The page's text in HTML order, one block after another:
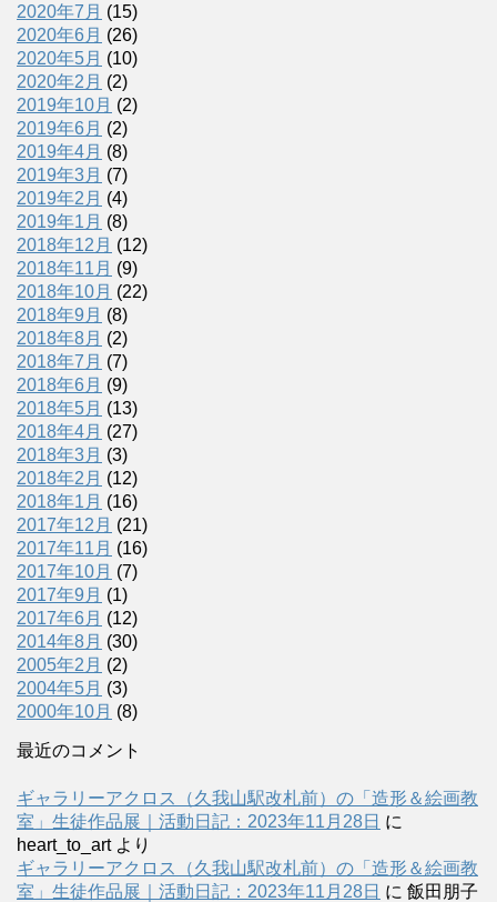
2020年7月 (15)
2020年6月 (26)
2020年5月 (10)
2020年2月 (2)
2019年10月 (2)
2019年6月 (2)
2019年4月 (8)
2019年3月 (7)
2019年2月 (4)
2019年1月 (8)
2018年12月 (12)
2018年11月 (9)
2018年10月 (22)
2018年9月 (8)
2018年8月 (2)
2018年7月 (7)
2018年6月 (9)
2018年5月 (13)
2018年4月 (27)
2018年3月 (3)
2018年2月 (12)
2018年1月 (16)
2017年12月 (21)
2017年11月 (16)
2017年10月 (7)
2017年9月 (1)
2017年6月 (12)
2014年8月 (30)
2005年2月 (2)
2004年5月 (3)
2000年10月 (8)
最近のコメント
ギャラリーアクロス（久我山駅改札前）の「造形＆絵画教
室」生徒作品展｜活動日記：2023年11月28日 に
heart_to_artより
ギャラリーアクロス（久我山駅改札前）の「造形＆絵画教
室」生徒作品展｜活動日記：2023年11月28日 に 飯田朋子